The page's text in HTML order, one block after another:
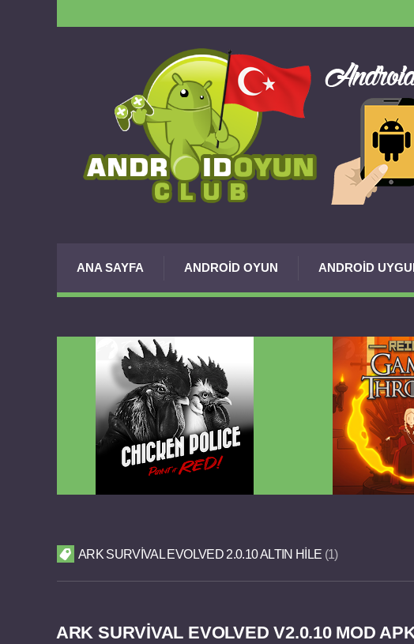
ANA SAYFA ANDROID OYUN ANDROID
ARK SURVIVAL EVOLVED 2.0.10 ALTIN HILE 1
ARK SURVIVAL EVOLVED V2.0.10 MOD